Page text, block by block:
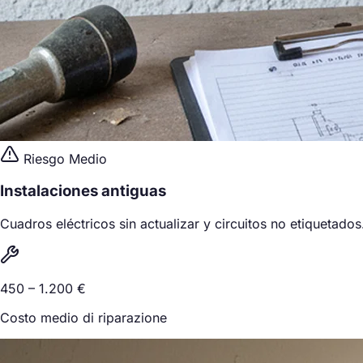
Riesgo Medio
Instalaciones antiguas
Cuadros eléctricos sin actualizar y circuitos no
450 – 1.200 €
Costo medio di riparazione